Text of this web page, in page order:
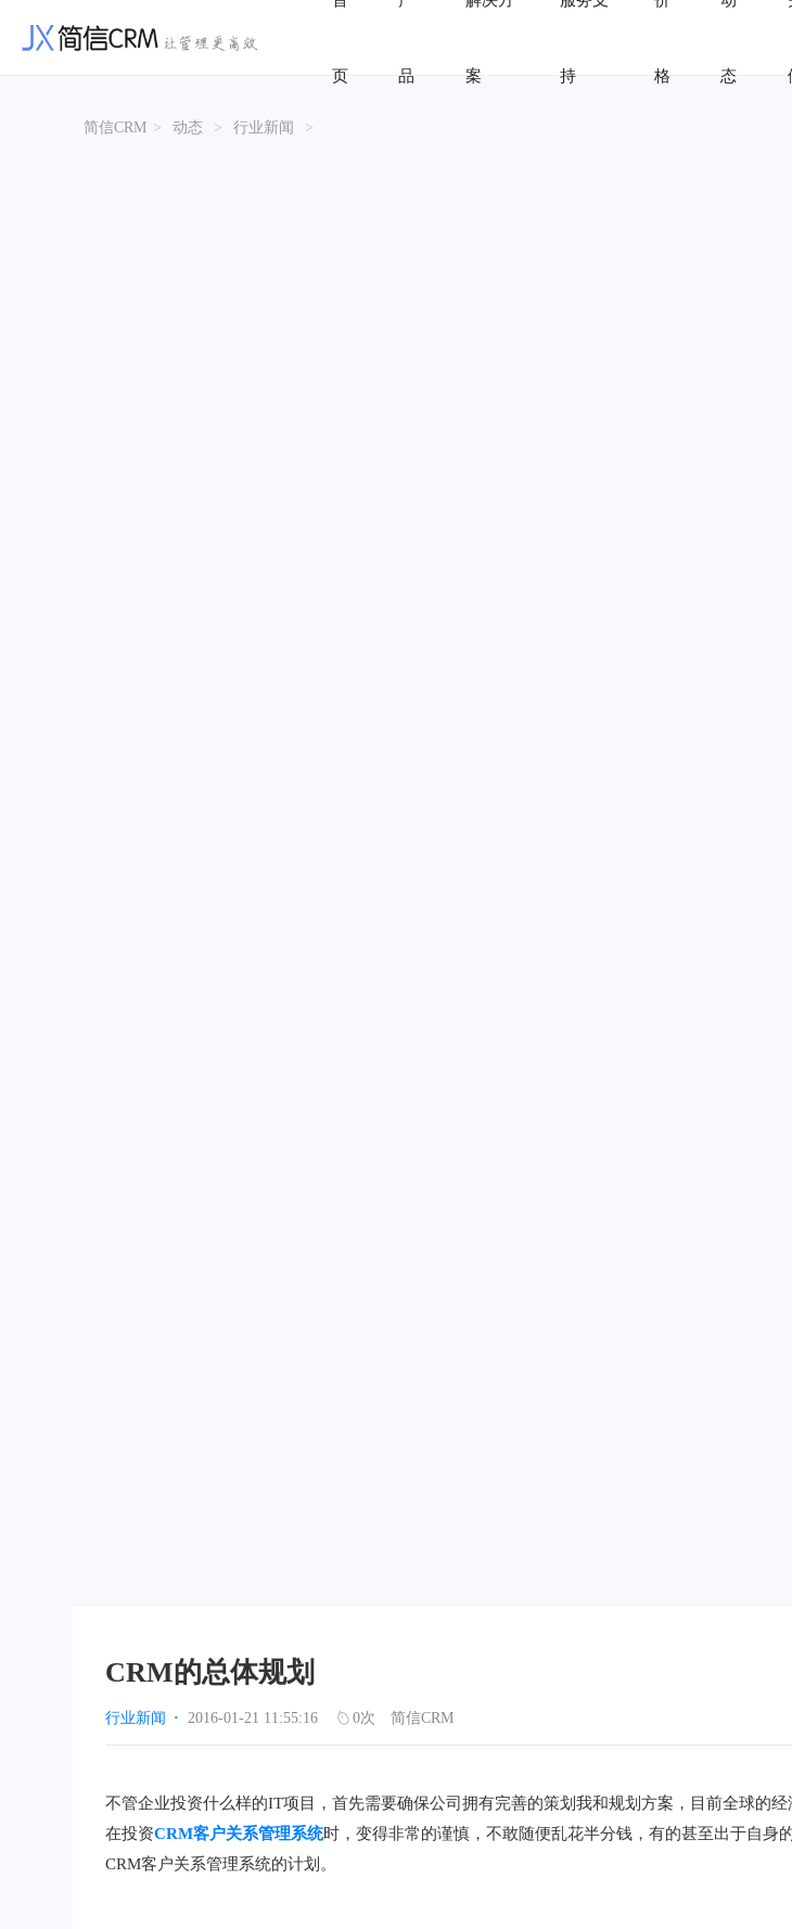
页 品 案 持 格 态
简信CRM > 动态 > 行业新闻 >
CRM的总体规划
行业新闻 · 2016-01-21 11:55:16 0次 简信CRM
不管企业投资什么样的IT项目，首先需要确保公司拥有完善的策划我和规划方案，目前全球的
在投资CRM客户关系管理系统时，变得非常的谨慎，不敢随便乱花半分钱，有的甚至出于自身
CRM客户关系管理系统的计划。